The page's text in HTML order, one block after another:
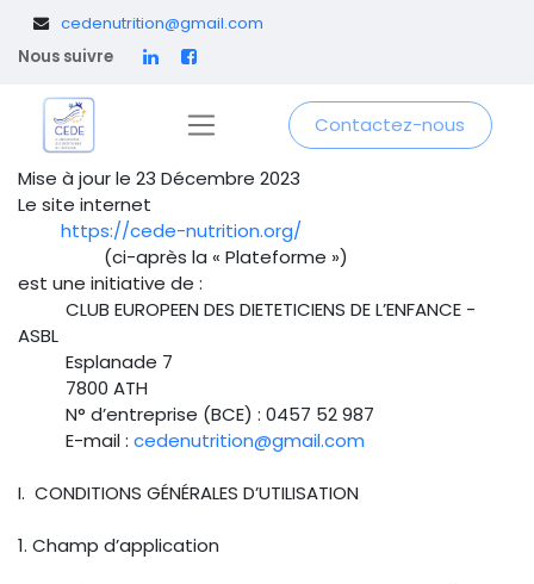
cedenutrition@gmail.com
Nous suivre
Contactez-nous
Mise à jour le 23 Décembre 2023
Le site internet
https://cede-nutrition.org/
(ci-après la « Plateforme »)
est une initiative de :
CLUB EUROPEEN DES DIETETICIENS DE L’ENFANCE -
ASBL
Esplanade 7
7800 ATH
N° d’entreprise (BCE) : 0457 52 987
E-mail : cedenutrition@gmail.com
I. CONDITIONS GÉNÉRALES D’UTILISATION
1. Champ d’application